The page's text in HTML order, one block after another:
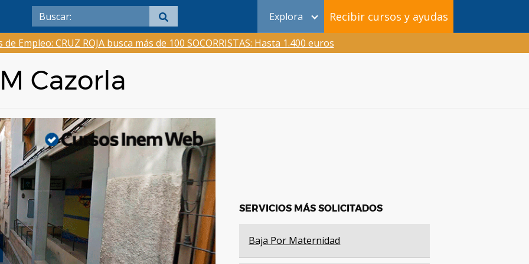
Explora Recibir cursos y ayudas
Empleo: CRUZ ROJA busca más de 100 SOCORRISTAS: Hasta 1.400 euros
Cazorla
SERVICIOS MÁS SOLICITADOS
Baja Por Maternidad